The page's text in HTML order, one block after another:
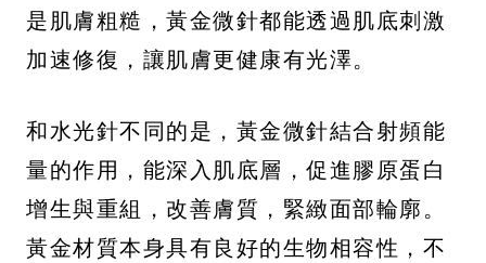
是肌膚粗糙，黃金微針都能透過肌底刺激
加速修復，讓肌膚更健康有光澤。
和水光針不同的是，黃金微針結合射頻能
量的作用，能深入肌底層，促進膠原蛋白
增生與重組，改善膚質，緊緻面部輪廓。
黃金材質本身具有良好的生物相容性，不